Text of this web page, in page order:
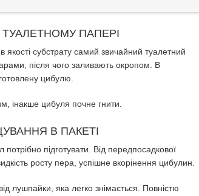
ПАПЕРІ
субстрату самий звичайний туалетний
після чого заливають окропом. В
цибулю.
інакше цибуля почне гнити.
В ПАКЕТІ
підготувати. Від передпосадкової
росту пера, успішне вкорінення цибулин.
лушпайки, яка легко знімається. Повністю